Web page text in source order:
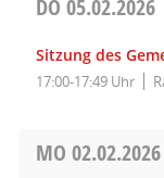
DO 05.02.2026
Sitzung des
17:00-17:49 Uhr
MO 02.02.2026